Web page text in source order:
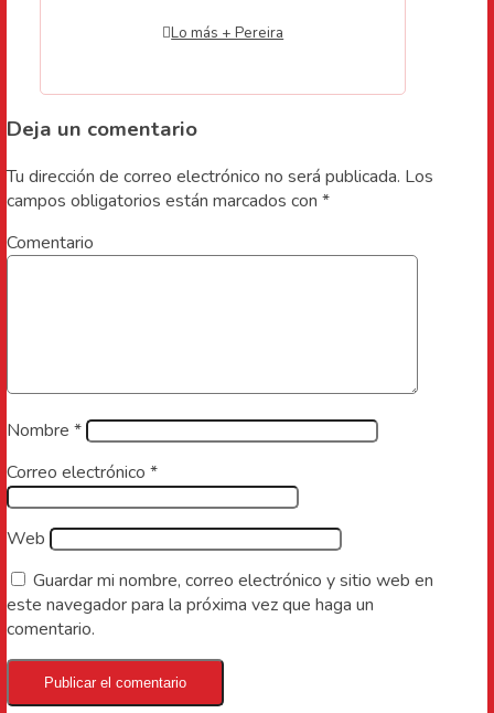
Lo más + Pereira
Deja un comentario
Tu dirección de correo electrónico no será publicada. Los
campos obligatorios están marcados con *
Comentario
Nombre *
Correo electrónico *
Web
Guardar mi nombre, correo electrónico y sitio web en
este navegador para la próxima vez que haga un
comentario.